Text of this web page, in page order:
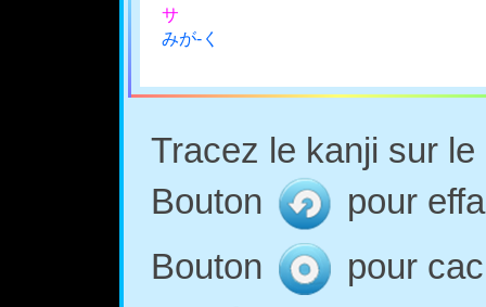
サ
みが-く
Tracez le kanji sur
Bouton
pour
Bouton
pour